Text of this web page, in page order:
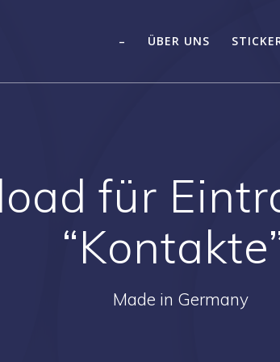
– ÜBER UNS
für
Made in Germany